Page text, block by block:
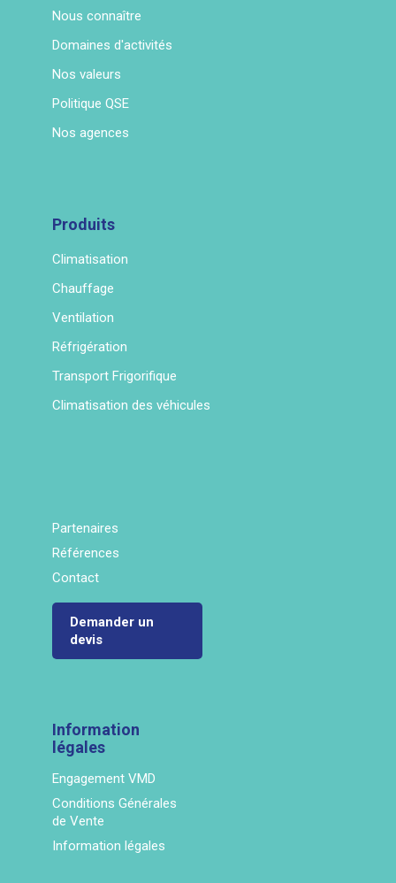
Nous connaître
Domaines d'activités
Nos valeurs
Politique QSE
Nos agences
Produits
Climatisation
Chauffage
Ventilation
Réfrigération
Transport Frigorifique
Climatisation des véhicules
Partenaires
Références
Contact
Demander un
devis
Information
légales
Engagement VMD
Conditions Générales
de Vente
Information légales